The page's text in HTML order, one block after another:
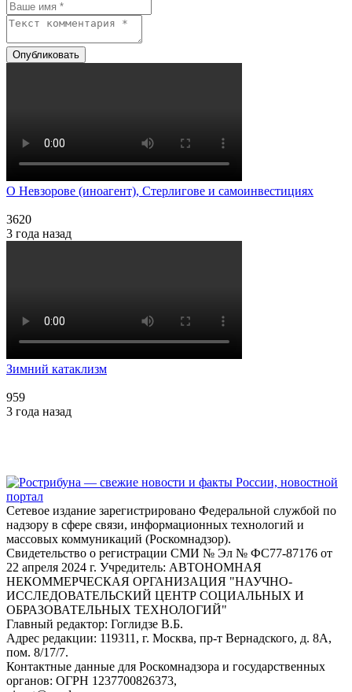
Опубликовать
О Невзорове (иноагент), Стерлигове и самоинвестициях
3620
3 года назад
Зимний катаклизм
959
3 года назад
Сетевое издание зарегистрировано Федеральной службой по
надзору в сфере связи, информационных технологий и
массовых коммуникаций (Роскомнадзор).
Свидетельство о регистрации СМИ № Эл № ФС77-87176 от
22 апреля 2024 г. Учредитель: АВТОНОМНАЯ
НЕКОММЕРЧЕСКАЯ ОРГАНИЗАЦИЯ "НАУЧНО-
ИССЛЕДОВАТЕЛЬСКИЙ ЦЕНТР СОЦИАЛЬНЫХ И
ОБРАЗОВАТЕЛЬНЫХ ТЕХНОЛОГИЙ"
Главный редактор: Гоглидзе В.Б.
Адрес редакции: 119311, г. Москва, пр-т Вернадского, д. 8А,
пом. 8/17/7.
Контактные данные для Роскомнадзора и государственных
органов: ОГРН 1237700826373,